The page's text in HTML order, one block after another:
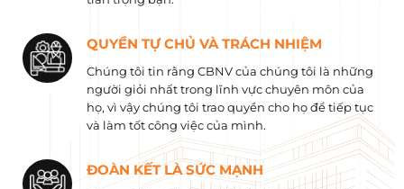
QUYỀN TỰ CHỦ VÀ TRÁCH NHIỆM
Chúng tôi tin rằng CBNV của chúng tôi là những
người giỏi nhất trong lĩnh vực chuyên môn của
họ, vì vậy chúng tôi trao quyền cho họ để tiếp tục
và làm tốt công việc của mình.
ĐOÀN KẾT LÀ SỨC MẠNH